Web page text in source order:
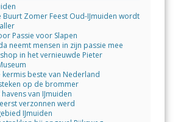
Buurt Zomer Feest Oud-IJmuiden wordt
Passie voor Slapen
neemt mensen in zijn passie mee
in het vernieuwde Pieter
kermis beste van Nederland
op de brommer
van IJmuiden
verzonnen werd
IJmuiden